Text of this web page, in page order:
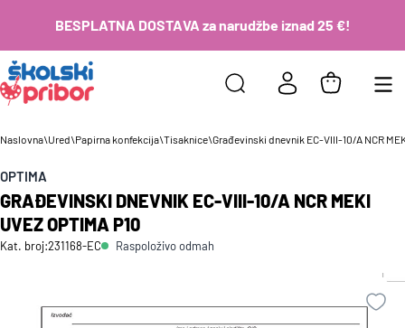
BESPLATNA DOSTAVA za narudžbe iznad 25 €!
Naslovna\Ured\Papirna konfekcija\Tisaknice\Građevinski dnevnik EC-VIII-10/A NCR
OPTIMA
GRAĐEVINSKI DNEVNIK EC-VIII-10/A NCR MEKI
UVEZ OPTIMA P10
Kat. broj:231168-EC Raspoloživo odmah